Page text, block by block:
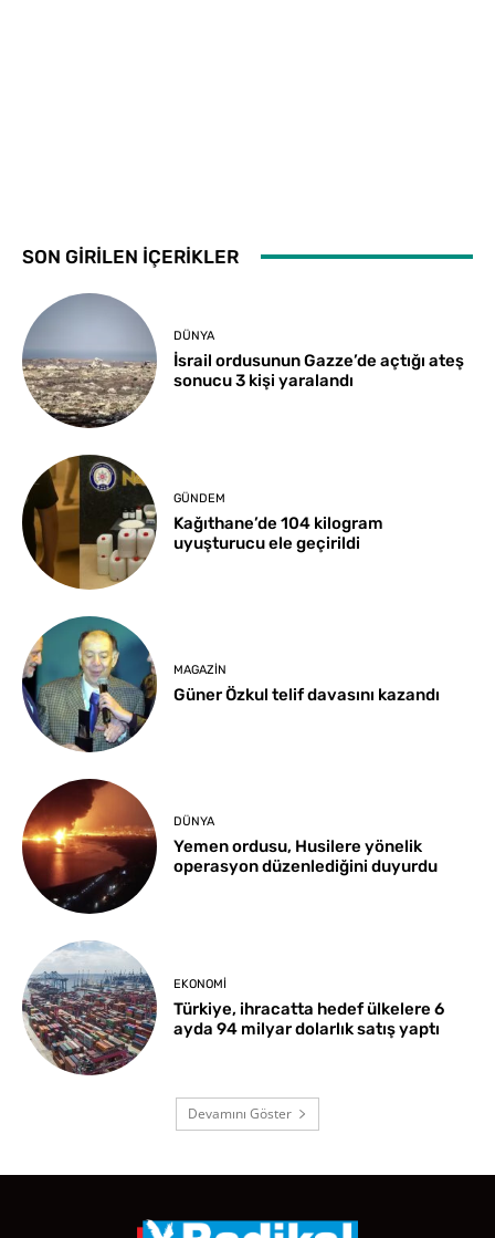
SON GİRİLEN İÇERİKLER
DÜNYA
İsrail ordusunun Gazze’de açtığı ateş
sonucu 3 kişi yaralandı
GÜNDEM
Kağıthane’de 104 kilogram
uyuşturucu ele geçirildi
MAGAZIN
Güner Özkul telif davasını kazandı
DÜNYA
Yemen ordusu, Husilere yönelik
operasyon düzenlediğini duyurdu
EKONOMI
Türkiye, ihracatta hedef ülkelere 6
ayda 94 milyar dolarlık satış yaptı
Devamını Göster